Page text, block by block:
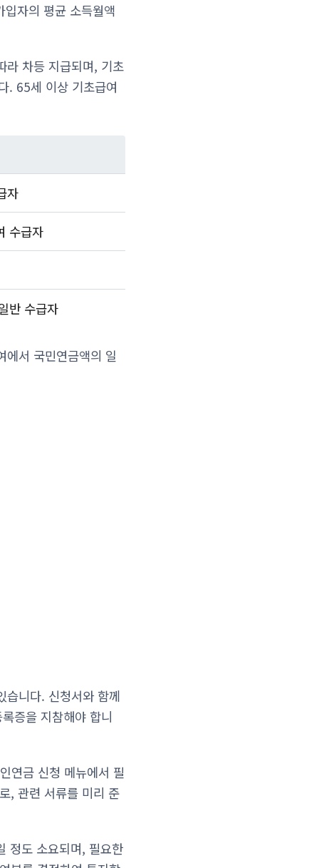
자의 평균 소득월액
라 차등 지급되며, 기초
. 65세 이상 기초급여
자
수급자
반 수급자
에서 국민연금액의 일
습니다. 신청서와 함께
증을 지참해야 합니
연금 신청 메뉴에서 필
, 관련 서류를 미리 준
정도 소요되며, 필요한